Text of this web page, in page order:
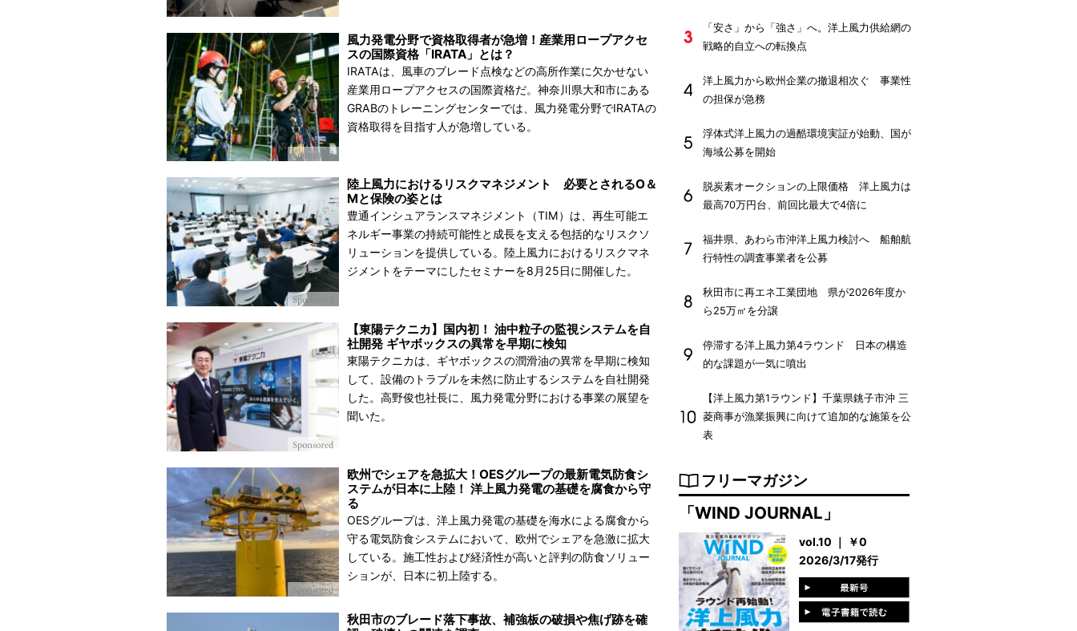
IRATAは、風車のブレード点検などの高所作業に欠かせない
産業用ロープアクセスの国際資格だ。神奈川県大和市にある
GRABのトレーニングセンターでは、風力発電分野でIRATAの
資格取得を目指す人が急増している。
風力発電分野で資格取得者が急増！産業用ロープアクセ
スの国際資格「IRATA」とは？
豊通インシュアランスマネジメント（TIM）は、再生可能エ
ネルギー事業の持続可能性と成長を支える包括的なリスクソ
リューションを提供している。陸上風力におけるリスクマネ
ジメントをテーマにしたセミナーを8月25日に開催した。
陸上風力におけるリスクマネジメント 必要とされるO＆
Mと保険の姿とは
東陽テクニカは、ギヤボックスの潤滑油の異常を早期に検知
して、設備のトラブルを未然に防止するシステムを自社開発
した。高野俊也社長に、風力発電分野における事業の展望を
聞いた。
【東陽テクニカ】国内初！ 油中粒子の監視システムを自
社開発 ギヤボックスの異常を早期に検知
OESグループは、洋上風力発電の基礎を海水による腐食から
守る電気防食システムにおいて、欧州でシェアを急激に拡大
している。施工性および経済性が高いと評判の防食ソリュー
ションが、日本に初上陸する。
欧州でシェアを急拡大！OESグループの最新電気防食シ
ステムが日本に上陸！ 洋上風力発電の基礎を腐食から守
る
秋田市のブレード落下事故、補強板の破損や焦げ跡を確
「安さ」から「強さ」へ。洋上風力供給網の
戦略的自立への転換点
洋上風力から欧州企業の撤退相次ぐ 事業性
の担保が急務
浮体式洋上風力の過酷環境実証が始動、国が
海域公募を開始
脱炭素オークションの上限価格 洋上風力は
最高70万円台、前回比最大で4倍に
福井県、あわら市沖洋上風力検討へ 船舶航
行特性の調査事業者を公募
秋田市に再エネ工業団地 県が2026年度か
ら25万㎡を分譲
停滞する洋上風力第4ラウンド 日本の構造
的な課題が一気に噴出
【洋上風力第1ラウンド】千葉県銚子市沖 三
菱商事が漁業振興に向けて追加的な施策を公
表
フリーマガジン
「WIND JOURNAL」
vol.10 ｜ ￥0
2026/3/17発行